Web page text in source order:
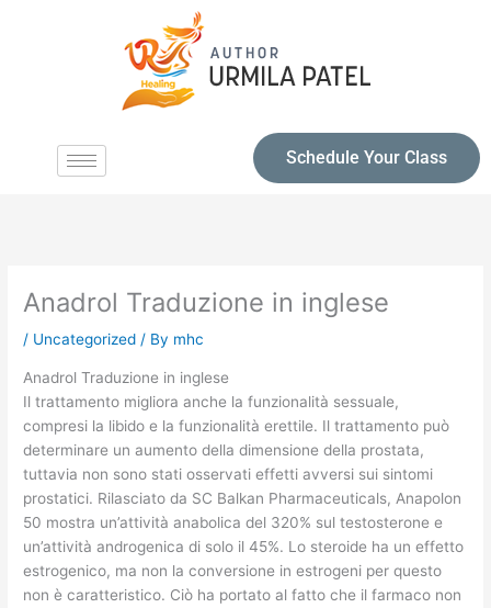
Schedule Your Class
Anadrol Traduzione in inglese
/ Uncategorized / By mhc
Anadrol Traduzione in inglese
Il trattamento migliora anche la funzionalità sessuale,
compresi la libido e la funzionalità erettile. Il trattamento può
determinare un aumento della dimensione della prostata,
tuttavia non sono stati osservati effetti avversi sui sintomi
prostatici. Rilasciato da SC Balkan Pharmaceuticals, Anapolon
50 mostra un’attività anabolica del 320% sul testosterone e
un’attività androgenica di solo il 45%. Lo steroide ha un effetto
estrogenico, ma non la conversione in estrogeni per questo
non è caratteristico. Ciò ha portato al fatto che il farmaco non